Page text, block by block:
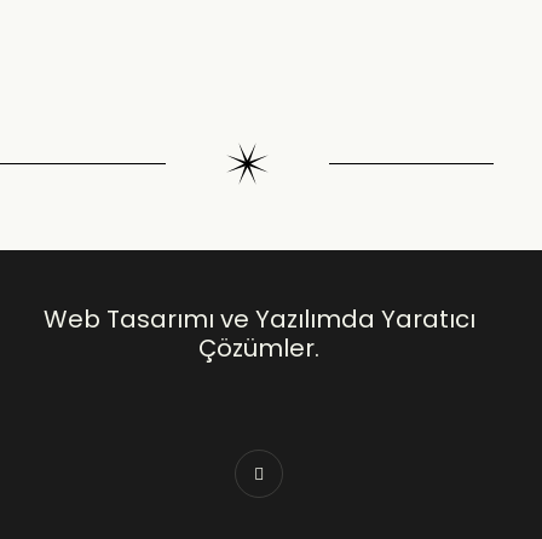
Web Tasarımı ve Yazılımda Yaratıcı
Çözümler.